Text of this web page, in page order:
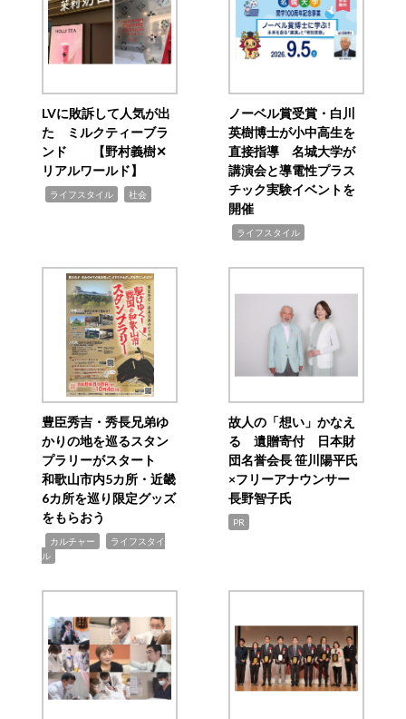
LVに敗訴して人気が出
た ミルクティーブラ
ンド 【野村義樹✕
リアルワールド】
ライフスタイル 社会
ノーベル賞受賞・白川
英樹博士が小中高生を
直接指導 名城大学が
講演会と導電性プラス
チック実験イベントを
開催
ライフスタイル
豊臣秀吉・秀長兄弟ゆ
かりの地を巡るスタン
プラリーがスタート
和歌山市内5カ所・近畿
6カ所を巡り限定グッズ
をもらおう
カルチャー
ライフスタイ
ル
故人の「想い」かなえ
る 遺贈寄付 日本財
団名誉会長 笹川陽平氏
×フリーアナウンサー
長野智子氏
PR